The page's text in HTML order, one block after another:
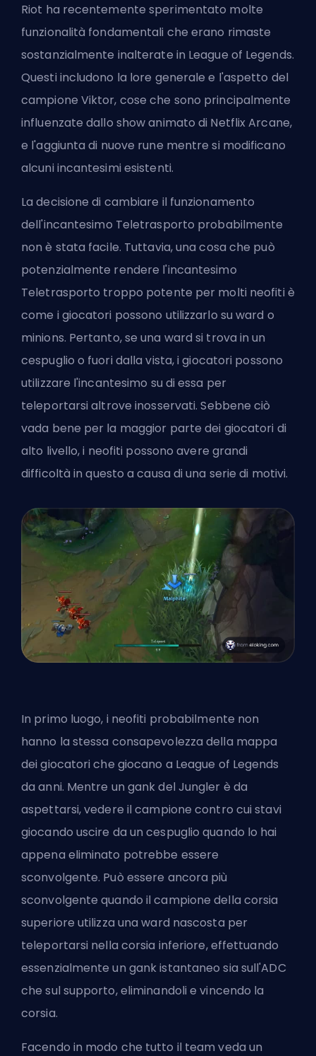
Riot ha recentemente sperimentato molte
funzionalità fondamentali che erano rimaste
sostanzialmente inalterate in League of Legends.
Questi includono la lore generale e l'aspetto del
campione Viktor, cose che sono principalmente
influenzate dallo show animato di Netflix Arcane,
e l'aggiunta di nuove rune mentre si modificano
alcuni incantesimi esistenti.
La decisione di cambiare il funzionamento
dell'incantesimo Teletrasporto probabilmente
non è stata facile. Tuttavia, una cosa che può
potenzialmente rendere l'incantesimo
Teletrasporto troppo potente per molti neofiti è
come i giocatori possono utilizzarlo su ward o
minions. Pertanto, se una ward si trova in un
cespuglio o fuori dalla vista, i giocatori possono
utilizzare l'incantesimo su di essa per
teleportarsi altrove inosservati. Sebbene ciò
vada bene per la maggior parte dei giocatori di
alto livello, i neofiti possono avere grandi
difficoltà in questo a causa di una serie di motivi.
In primo luogo, i neofiti probabilmente non
hanno la stessa consapevolezza della mappa
dei giocatori che giocano a League of Legends
da anni. Mentre un gank del Jungler è da
aspettarsi, vedere il campione contro cui stavi
giocando uscire da un cespuglio quando lo hai
appena eliminato potrebbe essere
sconvolgente. Può essere ancora più
sconvolgente quando il campione della corsia
superiore utilizza una ward nascosta per
teleportarsi nella corsia inferiore, effettuando
essenzialmente un gank istantaneo sia sull'ADC
che sul supporto, eliminandoli e vincendo la
corsia.
Facendo in modo che tutto il team veda un